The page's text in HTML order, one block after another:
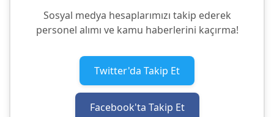
Sosyal medya hesaplarımızı takip ederek
personel alımı ve kamu haberlerini kaçırma!
Twitter'da Takip Et
Facebook'ta Takip Et